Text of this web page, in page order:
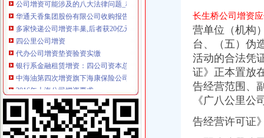
多家快递公司增资丰巢,后者获20亿元融资|钛快讯_凤凰科技
四公里公司增资
代办公司增资垫资验资实缴
银行系金融租赁增资：四公司资本总和增长逾2倍-行业动态-添富资讯-
中海油第四次增资旗下海康保险公司-搜狐财经
2016年上海公司增资要求
[股市360]四环生物：入“煤制油”领域公司新闻-股票
上新街公司增资
[公告]宝胜股份：关于对四川金瑞电工有限责任公司进行增资的公告-[中
【58同城】上新街证件笔译_上新街证件笔译公司
《公司增资纠纷》100篇第一文库网
长生桥公司增资
营单位（机构
台、
（五）
活动的合法凭
证》正本置放
告经营范围、
《广八公里公
告经营许可证